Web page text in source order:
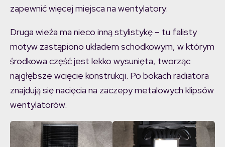
zapewnić więcej miejsca na wentylatory.
Druga wieża ma nieco inną stylistykę – tu falisty
motyw zastąpiono układem schodkowym, w którym
środkowa część jest lekko wysunięta, tworząc
najgłębsze wcięcie konstrukcji. Po bokach radiatora
znajdują się nacięcia na zaczepy metalowych klipsów
wentylatorów.